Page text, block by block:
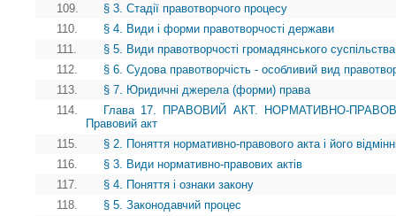
109.
§ 3. Стадії правотворчого процесу
110.
§ 4. Види і форми правотворчості держави
111.
§ 5. Види правотворчості громадянського суспільства
112.
§ 6. Судова правотворчість - особливий вид
113.
§ 7. Юридичні джерела (форми) права
114.
Глава 17. ПРАВОВИЙ АКТ. НОРМАТИВНО-
Правовий акт
115.
§ 2. Поняття нормативно-правового акта і його
116.
§ 3. Види нормативно-правових актів
117.
§ 4. Поняття і ознаки закону
118.
§ 5. Законодавчий процес